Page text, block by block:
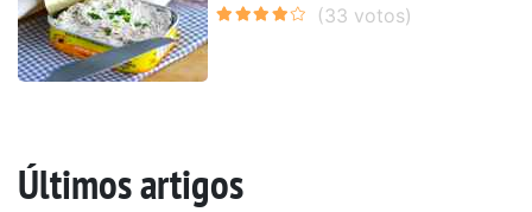
Últimos artigos